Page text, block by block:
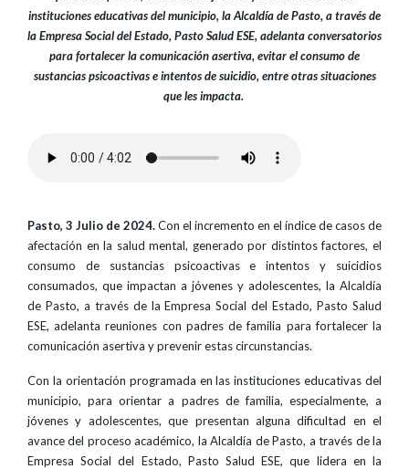
instituciones educativas del municipio, la Alcaldía de Pasto, a través de
la Empresa Social del Estado, Pasto Salud ESE, adelanta conversatorios
para fortalecer la comunicación asertiva, evitar el consumo de
sustancias psicoactivas e intentos de suicidio, entre otras situaciones
que les impacta.
Pasto, 3 Julio de 2024.Con el incremento en el índice de casos de
afectación en la salud mental, generado por distintos factores, el
consumo de sustancias psicoactivas e intentos y suicidios
consumados, que impactan a jóvenes y adolescentes, la Alcaldía
de Pasto, a través de la Empresa Social del Estado, Pasto Salud
ESE, adelanta reuniones con padres de familia para fortalecer la
comunicación asertiva y prevenir estas circunstancias.
Con la orientación programada en las instituciones educativas del
municipio, para orientar a padres de familia, especialmente, a
jóvenes y adolescentes, que presentan alguna dificultad en el
avance del proceso académico, la Alcaldía de Pasto, a través de la
Empresa Social del Estado, Pasto Salud ESE, que lidera en la